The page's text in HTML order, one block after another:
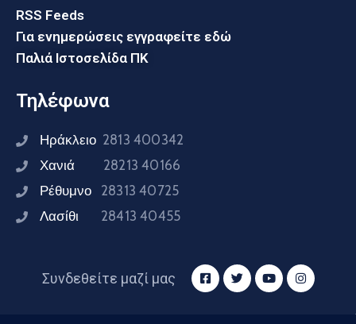
RSS Feeds
Για ενημερώσεις εγγραφείτε εδώ
Παλιά Ιστοσελίδα ΠΚ
Τηλέφωνα
Ηράκλειο 2813 400342
Χανιά 28213 40166
Ρέθυμνο 28313 40725
Λασίθι 28413 40455
Συνδεθείτε μαζί μας